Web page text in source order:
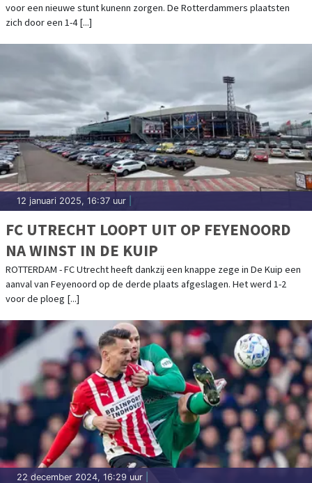
voor een nieuwe stunt kunenn zorgen. De Rotterdammers plaatsten
zich door een 1-4 [...]
12 januari 2025, 16:37 uur
FC UTRECHT LOOPT UIT OP FEYENOORD
NA WINST IN DE KUIP
ROTTERDAM - FC Utrecht heeft dankzij een knappe zege in De Kuip een
aanval van Feyenoord op de derde plaats afgeslagen. Het werd 1-2
voor de ploeg [...]
22 december 2024, 16:29 uur